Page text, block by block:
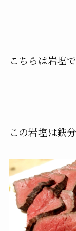
こちらは岩塩
この岩塩は鉄